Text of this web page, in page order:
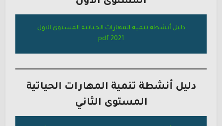
دليل أنشطة تنمية المهارات الحياتية المستوى الاول
2021 pdf
دليل أنشطة تنمية المهارات الحياتية
المستوى الثاني